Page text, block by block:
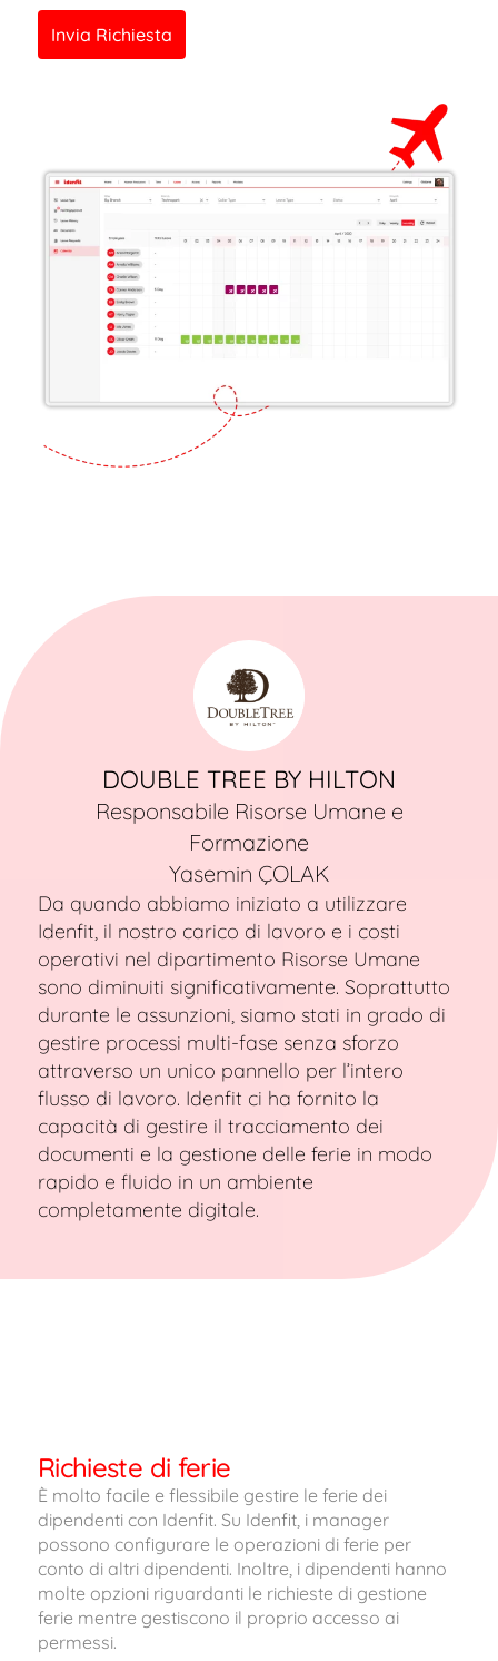
Invia Richiesta
DOUBLE TREE BY HILTON
Responsabile Risorse Umane e
Formazione
Yasemin ÇOLAK
Da quando abbiamo iniziato a utilizzare
Idenfit, il nostro carico di lavoro e i costi
operativi nel dipartimento Risorse Umane
sono diminuiti significativamente. Soprattutto
durante le assunzioni, siamo stati in grado di
gestire processi multi-fase senza sforzo
attraverso un unico pannello per l’intero
flusso di lavoro. Idenfit ci ha fornito la
capacità di gestire il tracciamento dei
documenti e la gestione delle ferie in modo
rapido e fluido in un ambiente
completamente digitale.
Richieste di ferie
È molto facile e flessibile gestire le ferie dei
dipendenti con Idenfit. Su Idenfit, i manager
possono configurare le operazioni di ferie per
conto di altri dipendenti. Inoltre, i dipendenti hanno
molte opzioni riguardanti le richieste di gestione
ferie mentre gestiscono il proprio accesso ai
permessi.